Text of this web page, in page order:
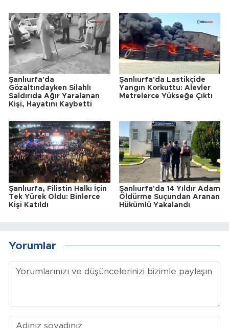
Şanlıurfa'da
Gözaltındayken Silahlı
Saldırıda Ağır Yaralanan
Kişi, Hayatını Kaybetti
Şanlıurfa'da Lastikçide
Yangın Korkuttu: Alevler
Metrelerce Yükseğe Çıktı
Şanlıurfa, Filistin Halkı İçin
Tek Yürek Oldu: Binlerce
Kişi Katıldı
Şanlıurfa'da 14 Yıldır Adam
Öldürme Suçundan Aranan
Hükümlü Yakalandı
Yorumlar